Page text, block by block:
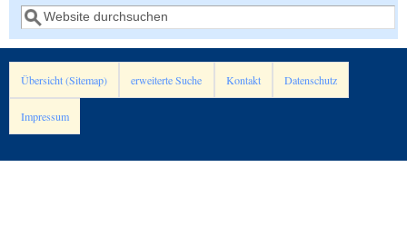
Suche
Übersicht (Sitemap) erweiterte Suche Kontakt Datenschutz
Impressum